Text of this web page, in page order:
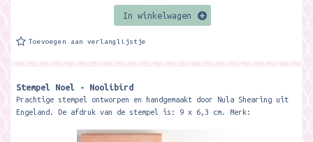
In winkelwagen
Toevoegen aan verlanglijstje
Stempel Noel - Noolibird
Prachtige stempel ontworpen en handgemaakt door Nula Shearing uit
Engeland. De afdruk van de stempel is: 9 x 6,3 cm. Merk: